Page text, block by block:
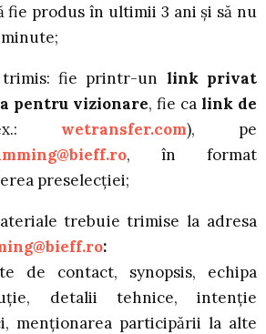
fie produs în ultimii 3 ani și să nu
fie printr-un link privat
pentru vizionare, fie ca link de
wetransfer.com), pe
bieff.ro, în format
preselecţiei;
trebuie trimise la adresa
bieff.ro:
de contact, synopsis, echipa
detalii tehnice, intenție
menţionarea participării la alte